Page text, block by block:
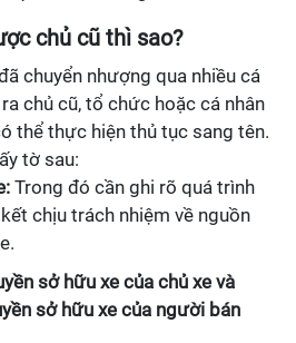
chủ cũ thì sao?
chuyển nhượng qua nhiều cá
chủ cũ, tổ chức hoặc cá nhân
thể thực hiện thủ tục sang tên.
tờ sau:
Trong đó cần ghi rõ quá trình
chịu trách nhiệm về nguồn
sở hữu xe của chủ xe và
sở hữu xe của người bán